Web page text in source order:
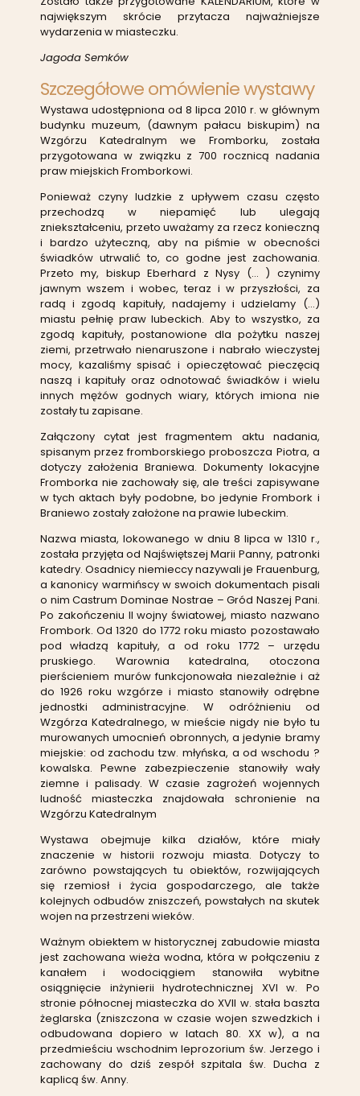
największym skrócie przytacza najważniejsze
wydarzenia w miasteczku.
Jagoda Semków
Szczegółowe omówienie wystawy
Wystawa udostępniona od 8 lipca 2010 r. w głównym
budynku muzeum, (dawnym pałacu biskupim) na
Wzgórzu Katedralnym we Fromborku, została
przygotowana w związku z 700 rocznicą nadania
praw miejskich Fromborkowi.
Ponieważ czyny ludzkie z upływem czasu często
przechodzą w niepamięć lub ulegają
zniekształceniu, przeto uważamy za rzecz konieczną
i bardzo użyteczną, aby na piśmie w obecności
świadków utrwalić to, co godne jest zachowania.
Przeto my, biskup Eberhard z Nysy (… ) czynimy
jawnym wszem i wobec, teraz i w przyszłości, za
radą i zgodą kapituły, nadajemy i udzielamy (…)
miastu pełnię praw lubeckich. Aby to wszystko, za
zgodą kapituły, postanowione dla pożytku naszej
ziemi, przetrwało nienaruszone i nabrało wieczystej
mocy, kazaliśmy spisać i opieczętować pieczęcią
naszą i kapituły oraz odnotować świadków i wielu
innych mężów godnych wiary, których imiona nie
zostały tu zapisane.
Załączony cytat jest fragmentem aktu nadania,
spisanym przez fromborskiego proboszcza Piotra, a
dotyczy założenia Braniewa. Dokumenty lokacyjne
Fromborka nie zachowały się, ale treści zapisywane
w tych aktach były podobne, bo jedynie Frombork i
Braniewo zostały założone na prawie lubeckim.
Nazwa miasta, lokowanego w dniu 8 lipca w 1310 r.,
została przyjęta od Najświętszej Marii Panny, patronki
katedry. Osadnicy niemieccy nazywali je Frauenburg,
a kanonicy warmińscy w swoich dokumentach pisali
o nim Castrum Dominae Nostrae – Gród Naszej Pani.
Po zakończeniu II wojny światowej, miasto nazwano
Frombork. Od 1320 do 1772 roku miasto pozostawało
pod władzą kapituły, a od roku 1772 – urzędu
pruskiego. Warownia katedralna, otoczona
pierścieniem murów funkcjonowała niezależnie i aż
do 1926 roku wzgórze i miasto stanowiły odrębne
jednostki administracyjne. W odróżnieniu od
Wzgórza Katedralnego, w mieście nigdy nie było tu
murowanych umocnień obronnych, a jedynie bramy
miejskie: od zachodu tzw. młyńska, a od wschodu ?
kowalska. Pewne zabezpieczenie stanowiły wały
ziemne i palisady. W czasie zagrożeń wojennych
ludność miasteczka znajdowała schronienie na
Wzgórzu Katedralnym
Wystawa obejmuje kilka działów, które miały
znaczenie w historii rozwoju miasta. Dotyczy to
zarówno powstających tu obiektów, rozwijających
się rzemiosł i życia gospodarczego, ale także
kolejnych odbudów zniszczeń, powstałych na skutek
wojen na przestrzeni wieków.
Ważnym obiektem w historycznej zabudowie miasta
jest zachowana wieża wodna, która w połączeniu z
kanałem i wodociągiem stanowiła wybitne
osiągnięcie inżynierii hydrotechnicznej XVI w. Po
stronie północnej miasteczka do XVII w. stała baszta
żeglarska (zniszczona w czasie wojen szwedzkich i
odbudowana dopiero w latach 80. XX w), a na
przedmieściu wschodnim leprozorium św. Jerzego i
zachowany do dziś zespół szpitala św. Ducha z
kaplicą św. Anny.